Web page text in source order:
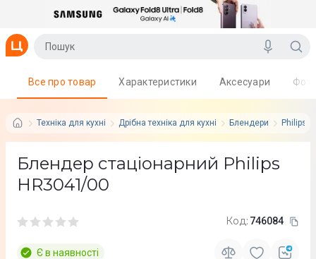
Техніка для кухні Дрібна техніка для кухні Блендери Philips
Все про товар Характеристики Аксесуари
Блендер стаціонарний Philips
HR3041/00
Код: 746084
Є в наявності